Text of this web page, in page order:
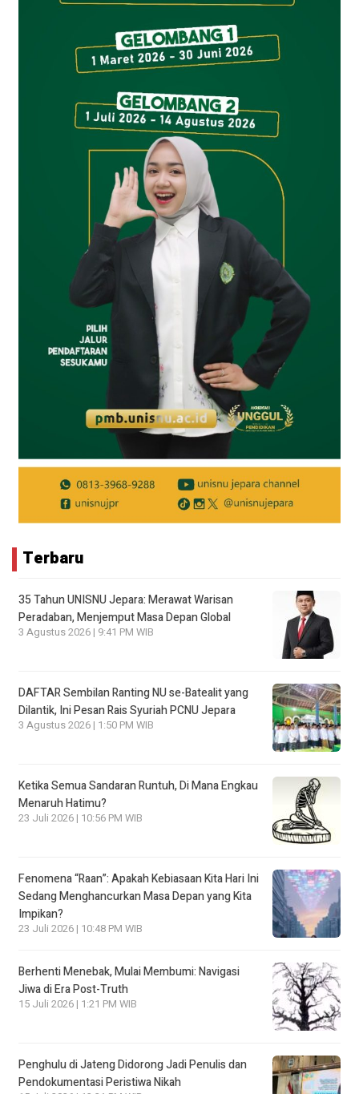
Terbaru
35 Tahun UNISNU Jepara: Merawat Warisan
Peradaban, Menjemput Masa Depan Global
3 Agustus 2026 | 9:41 PM WIB
DAFTAR Sembilan Ranting NU se-Batealit yang
Dilantik, Ini Pesan Rais Syuriah PCNU Jepara
3 Agustus 2026 | 1:50 PM WIB
Ketika Semua Sandaran Runtuh, Di Mana Engkau
Menaruh Hatimu?
23 Juli 2026 | 10:56 PM WIB
Fenomena “Raan”: Apakah Kebiasaan Kita Hari Ini
Sedang Menghancurkan Masa Depan yang Kita
Impikan?
23 Juli 2026 | 10:48 PM WIB
Berhenti Menebak, Mulai Membumi: Navigasi
Jiwa di Era Post-Truth
15 Juli 2026 | 1:21 PM WIB
Penghulu di Jateng Didorong Jadi Penulis dan
Pendokumentasi Peristiwa Nikah